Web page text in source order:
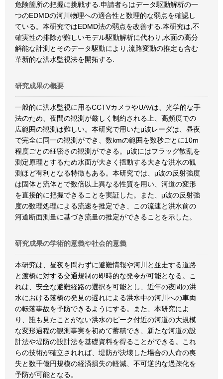
危険箇所の把握に挑戦する.申請者らはデータ駆動解析の一
つのEDMDの河川物理への適合性と数理的な弱点を確認し
ている。本研究ではEDMD法の弱点を改善する.本研究は,不
確実性の排除が難しいモデル駆動解析に代わり,水面の高分
解能な計測とそのデータ駆動により,流路変動の推定も含む
革新的な洪水監視法を開拓する.
研究成果の概要
一般的に洪水監視に用るCCTVカメラやUAVは、光学的な手
法のため、夜間の観測が厳しく制約される上、高頻度での
広範囲の観測は難しい。本研究で用いたμ波レーダは、昼夜
で完全に同一の観測ができ、数kmの範囲を数秒ごとに10m
程度ごとの細密さの観測ができる。μ波にはフラッグ散乱を
測定原理とするため水面が大きく揺動する大きな洪水の観
測ほど有利となる特徴もある。本研究では、μ波の反射強度
は固体と流体とで数倍以上異なる性質を用い、河道の変形
を直接的に把握できることを実証した。また、μ波の反射強
度の数理処理による流速を推定でき、この流速と洪水前の
河道断面測量に基づき流量の推定ができることを示した。
研究成果の学術的意義や社会的意義
本研究は、昼夜を問わずに避難情報や河川と並走する道路
と渡橋に対する交通規制の即時的な発令が可能となる。こ
れは、安全な避難経路の選択を可能とし、近年の夜間の洪
水における落橋の発見の遅れによる洪水中の河川への車両
の転落事故を予防できるようにする。また、本研究によ
り、誰も見たことがない洪水のピーク付近の河道の大規模
な変形過程の観測事実を初めて蓄積でき、新たな河道の設
計法や堤防の設計法を基礎資料を得ることができる。これ
らの技術が確立されれば、堤防が決壊した場合の人命の喪
失と数千億円規模の経済損失の軽減、不可逆的な過疎化を
予防が可能となる。